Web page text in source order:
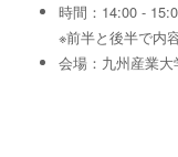
時間：14:00 -
※前半と後半で内
会場：九州産業